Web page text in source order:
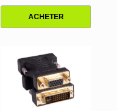
ACHETER